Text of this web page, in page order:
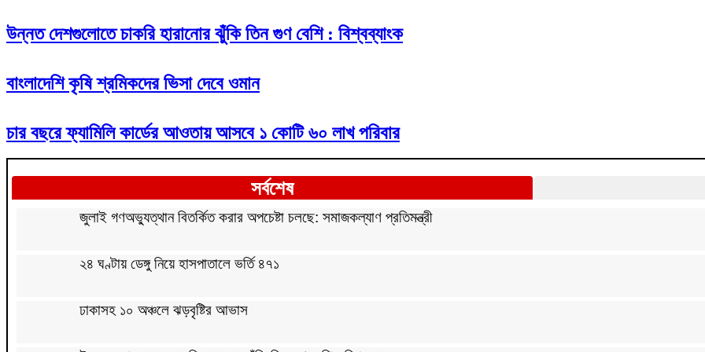
উন্নত দেশগুলোতে চাকরি হারানোর ঝুঁকি তিন গুণ বেশি : বিশ্বব্যাংক
বাংলাদেশি কৃষি শ্রমিকদের ভিসা দেবে ওমান
চার বছরে ফ্যামিলি কার্ডের আওতায় আসবে ১ কোটি ৬০ লাখ পরিবার
সর্বশেষ
জুলাই গণঅভ্যুত্থান বিতর্কিত করার অপচেষ্টা চলছে: সমাজকল্যাণ প্রতিমন্ত্রী
২৪ ঘণ্টায় ডেঙ্গু নিয়ে হাসপাতালে ভর্তি ৪৭১
ঢাকাসহ ১০ অঞ্চলে ঝড়বৃষ্টির আভাস